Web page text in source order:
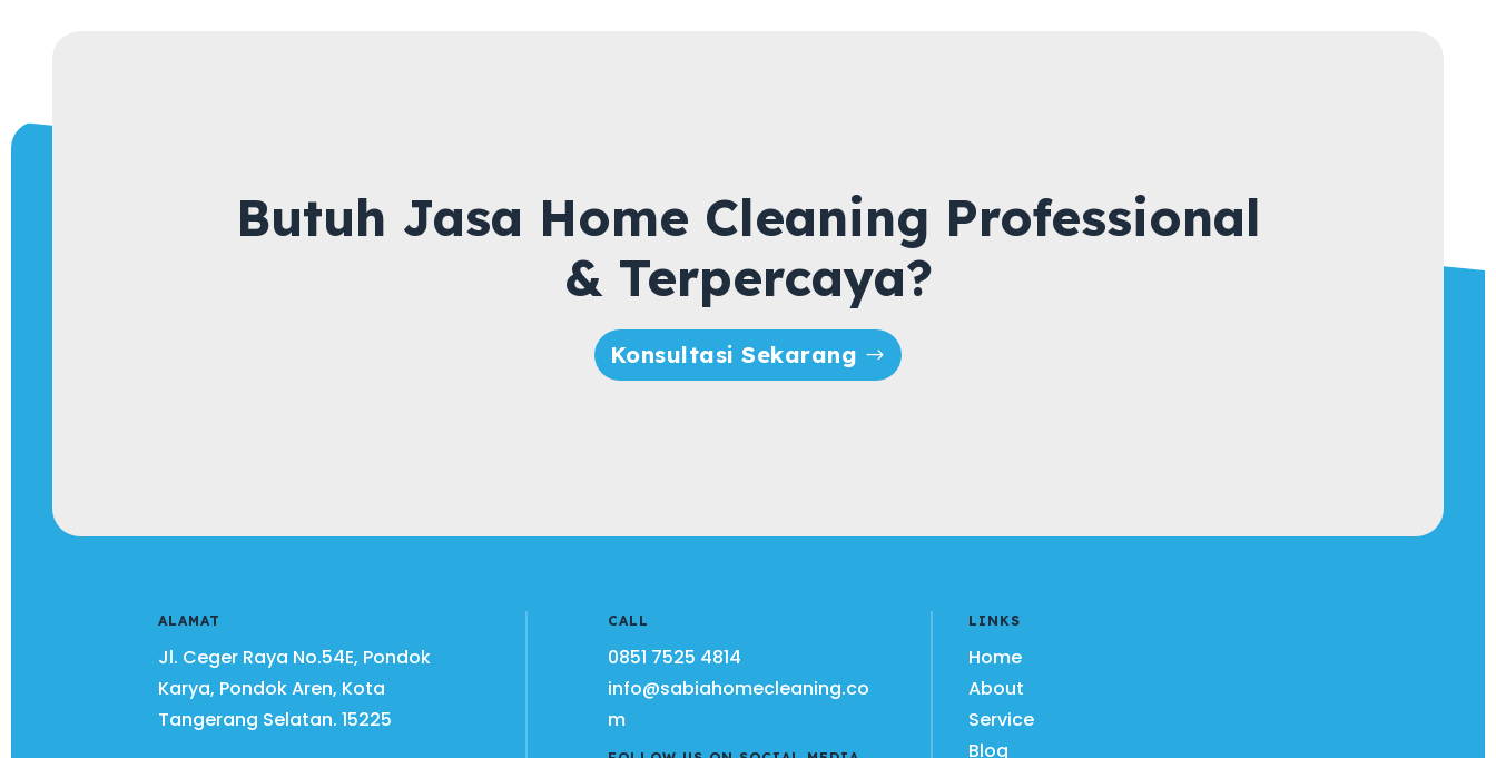
Butuh Jasa Home Cleaning Professional
& Terpercaya?
Konsultasi Sekarang
ALAMAT
Jl. Ceger Raya No.54E, Pondok
Karya, Pondok Aren, Kota
Tangerang Selatan.15225
CALL
0851 7525 4814
info@sabiahomecleaning.co
m
LINKS
Home
About
Service
Blog